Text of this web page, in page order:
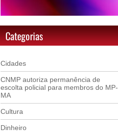
Categorias
Cidades
CNMP autoriza permanência de
escolta policial para membros do MP-
MA
Cultura
Dinheiro